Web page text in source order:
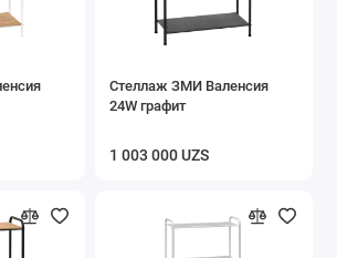
уборки
Стеллаж ЗМИ Валенсия
24W графит
1 003 000 UZS